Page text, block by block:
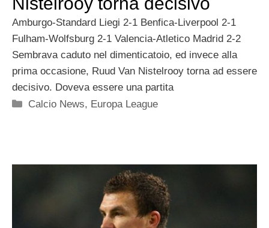
Amburgo-Standard Liegi 2-1 Benfica-Liverpool 2-1
Fulham-Wolfsburg 2-1 Valencia-Atletico Madrid 2-2
Sembrava caduto nel dimenticatoio, ed invece alla
prima occasione, Ruud Van Nistelrooy torna ad essere
decisivo. Doveva essere una partita
Categorie
Calcio News, Europa League